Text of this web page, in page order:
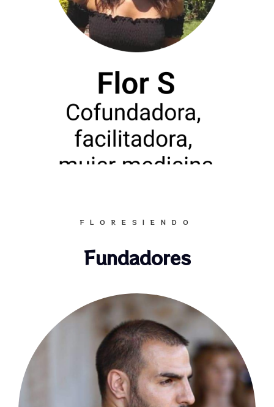
fobia social, trastorno bipolar, rupturas de
pareja, falta de sentido existencial y duelos
por muertes de seres queridos. No solo
acompañamos terapéuticamente sino
también espiritualmente en los procesos de
despertar espiritual del corazón de personas
que empiezan a redescubrirse a sí mismos
desde una mirada despojada de juicios y
llena de amor que los colma de gratitud y
entusiasmo por la vida. Contamos con
una manera segura y confortable.
También realizamos conferencias gratuitas
presenciales y on-line en diversas ciudades y
profesional de facilitadoras/es que consta
de seis ciclos de tres noches cada uno
donde transmitimos las habilidades de
facilitación, integración y organización y
contención de sesiones y encuentros para
aquellas personas que quieran trabajar con
nosotros u organizar sus propios retiros y
FLORESIENDO
Fundadores